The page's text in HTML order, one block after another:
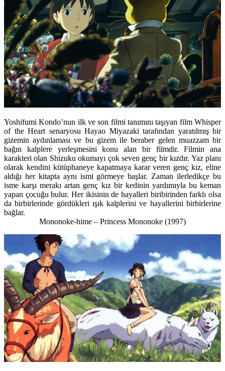
Yoshifumi Kondo’nun ilk ve son filmi tanımını taşıyan film Whisper
of the Heart senaryosu Hayao Miyazaki tarafından yaratılmış bir
gizemin aydınlaması ve bu gizem ile beraber gelen muazzam bir
bağın kalplere yerleşmesini konu alan bir filmdir. Filmin ana
karakteri olan Shizuku okumayı çok seven genç bir kızdır. Yaz planı
olarak kendini kütüphaneye kapatmaya karar veren genç kız, eline
aldığı her kitapta aynı ismi görmeye başlar. Zaman ilerledikçe bu
isme karşı merakı artan genç kız bir kedinin yardımıyla bu keman
yapan çocuğu bulur. Her ikisinin de hayalleri biribirinden farklı olsa
da birbirlerinde gördükleri ışık kalplerini ve hayallerini birbirlerine
bağlar.
Mononoke-hime – Princess Mononoke (1997)